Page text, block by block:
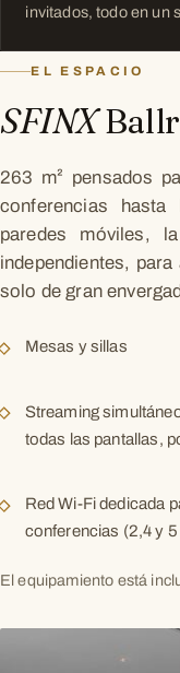
invitados, todo en un
EL ESPACIO
SFINX
263 m² pensados
conferencias
paredes móviles,
independientes,
solo de gran
Mesas y sillas
Streaming
todas las pantallas,
Red Wi-Fi dedicada
conferencias (2,4 y
El equipamiento está